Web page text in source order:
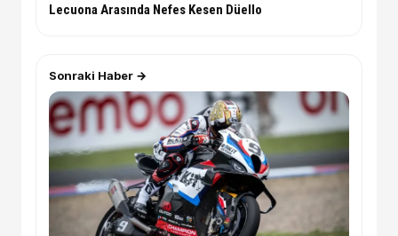
Lecuona Arasında Nefes Kesen Düello
Sonraki Haber →